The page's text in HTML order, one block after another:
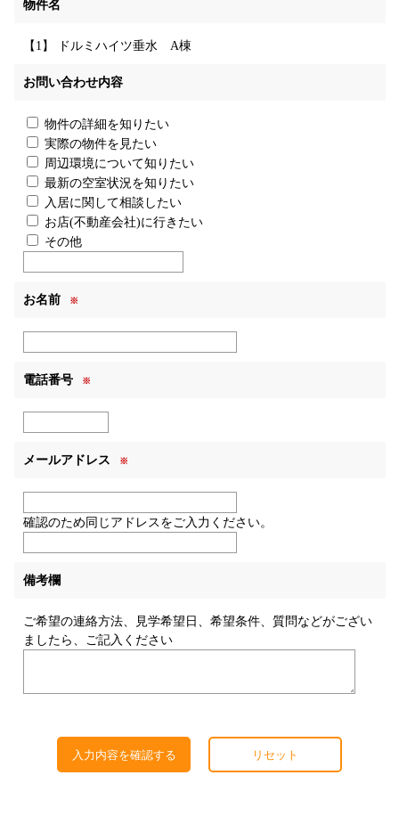
物件名
【1】 ドルミハイツ垂水 A棟
お問い合わせ内容
物件の詳細を知りたい
実際の物件を見たい
周辺環境について知りたい
最新の空室状況を知りたい
入居に関して相談したい
お店(不動産会社)に行きたい
その他
お名前 ※
電話番号 ※
メールアドレス ※
確認のため同じアドレスをご入力ください。
備考欄
ご希望の連絡方法、見学希望日、希望条件、質問などがござい
ましたら、ご記入ください
入力内容を確認する リセット